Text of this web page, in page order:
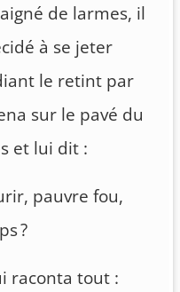
de larmes, il
à se jeter
le retint par
sur le pavé du
et lui dit :
pauvre fou,
?
raconta tout :